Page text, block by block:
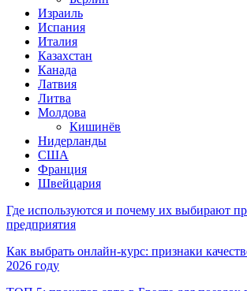
Израиль
Испания
Италия
Казахстан
Канада
Латвия
Литва
Молдова
Кишинёв
Нидерланды
США
Франция
Швейцария
Где используются и почему их выбирают
предприятия
Как выбрать онлайн-курс: признаки
2026 году